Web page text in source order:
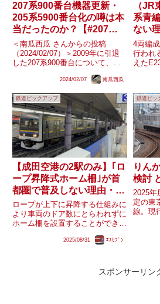
207系900番台機器更新・
205系5900番台化の噂は本
当だったのか？【#207系
の日】
＜南瓜西瓜 さんからの投稿
（2024/02/07）＞2009年に引退
した207系900番台について、
ンター(TK)）公開時に機器更新計
番台と同等の機器とし、205系
5900番...
2024/02/07 南瓜西瓜
（JR
系青
ない
4両編
行われ
えた
れ、
ンマン
（4運
鉄道ピックアップ
【成田空港の2駅のみ】｢ロ
ープ昇降式ホーム柵｣が首
都圏で普及しない理由・今
後は？
ロープが上下に昇降する仕組みに
より車両のドア数にとらわれずに
ホーム柵を設置することができ
ム柵｣。このシステムは関西圏で
での事例は成田線の空港第二ビル
2025/08/31 ｴｽｾﾌﾞﾝ
鉄道ピッ
りん
検討
2025年
定の東
線。現
への
スポンサーリン